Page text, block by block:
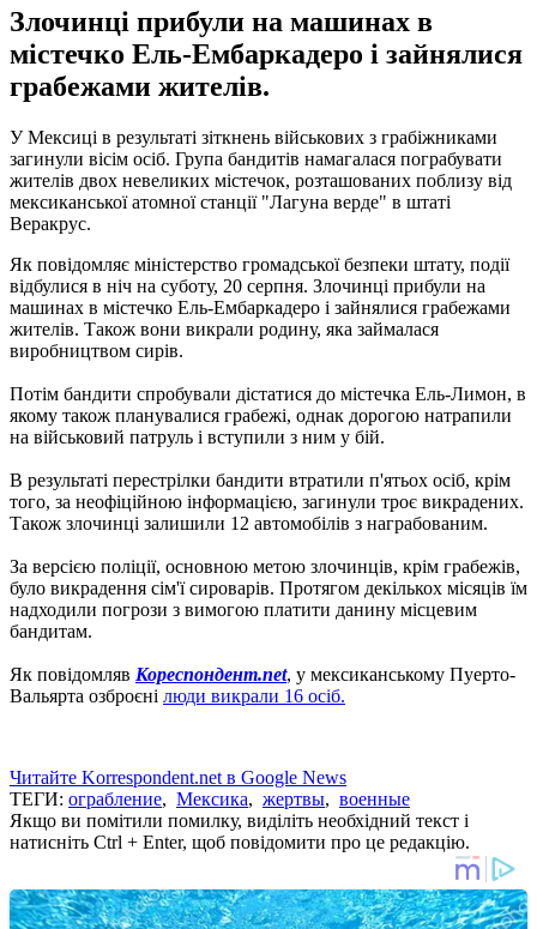
Злочинці прибули на машинах в
містечко Ель-Ембаркадеро і зайнялися
грабежами жителів.
У Мексиці в результаті зіткнень військових з грабіжниками
загинули вісім осіб. Група бандитів намагалася пограбувати
жителів двох невеликих містечок, розташованих поблизу від
мексиканської атомної станції "Лагуна верде" в штаті
Веракрус.
Як повідомляє міністерство громадської безпеки штату, події
відбулися в ніч на суботу, 20 серпня. Злочинці прибули на
машинах в містечко Ель-Ембаркадеро і зайнялися грабежами
жителів. Також вони викрали родину, яка займалася
виробництвом сирів.
Потім бандити спробували дістатися до містечка Ель-Лимон, в
якому також планувалися грабежі, однак дорогою натрапили
на військовий патруль і вступили з ним у бій.
В результаті перестрілки бандити втратили п'ятьох осіб, крім
того, за неофіційною інформацією, загинули троє викрадених.
Також злочинці залишили 12 автомобілів з награбованим.
За версією поліції, основною метою злочинців, крім грабежів,
було викрадення сім'ї сироварів. Протягом декількох місяців їм
надходили погрози з вимогою платити данину місцевим
бандитам.
Як повідомляв Кореспондент.net, у мексиканському Пуерто-
Вальярта озброєні люди викрали 16 осіб.
Читайте Korrespondent.net в Google News
ТЕГИ: ограбление, Мексика, жертвы, военные
Якщо ви помітили помилку, виділіть необхідний текст і
натисніть Ctrl + Enter, щоб повідомити про це редакцію.